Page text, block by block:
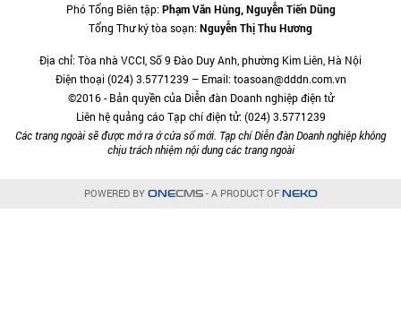
Phó Tổng Biên tập:Phạm Văn Hùng, Nguyễn Tiến Dũng
Tổng Thư ký tòa soạn:Nguyễn Thị Thu Hương
Địa chỉ: Tòa nhà VCCI, Số 9 Đào Duy Anh, phường Kim Liên, Hà Nội
Điện thoại (024) 3.5771239 – Email: toasoan@dddn.com.vn
©2016 - Bản quyền của Diễn đàn Doanh nghiệp điện tử
Liên hệ quảng cáo Tạp chí điện tử: (024) 3.5771239
Các trang ngoài sẽ được mở ra ở cửa sổ mới. Tạp chí Diễn đàn Doanh nghiệp không
chịu trách nhiệm nội dung các trang ngoài
POWERED BY ONECMS- A PRODUCT OF NEKO